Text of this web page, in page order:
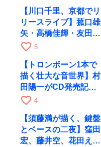
【川口千里、京都でリ
リースライブ】菰口雄
矢・高橋佳輝・友田ジ
ュンと9月28日にRAG
favorite_border 5
【トロンボーン1本で
描く壮大な音世界】村
田陽一がCD発売記念
ツアーで9月4日に京
favorite_border 4
【須藤満が描く、鍵盤
とベースの二夜】窪田
宏、藤井空、花田えみ